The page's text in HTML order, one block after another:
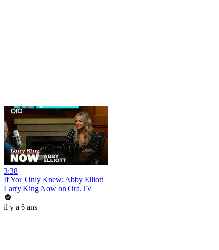
3:38
If You Only Knew: Abby Elliott
Larry King Now on Ora.TV
il y a 6 ans